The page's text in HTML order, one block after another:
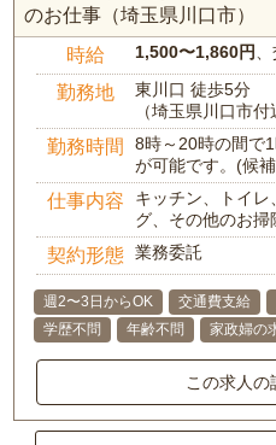
のお仕事（埼玉県川口市）
時給 1,500〜1,860円
勤務地
東川口 徒歩5分
（埼玉県川口市付
勤務時間
8時～20時の間で
が可能です。(候
仕事内容
キッチン、トイ
グ、その他のお掃
契約形態 業務委託
週2〜3日からOK 交通費支給
学歴不問
年齢不問 家政婦の
この求人の